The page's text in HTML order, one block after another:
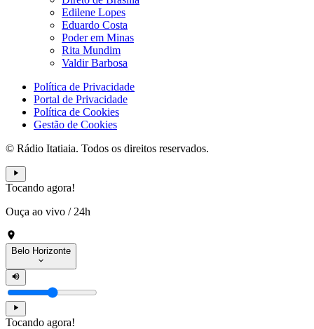
Edilene Lopes
Eduardo Costa
Poder em Minas
Rita Mundim
Valdir Barbosa
Política de Privacidade
Portal de Privacidade
Política de Cookies
Gestão de Cookies
© Rádio Itatiaia. Todos os direitos reservados.
Tocando agora!
Ouça ao vivo / 24h
Belo Horizonte
Tocando agora!